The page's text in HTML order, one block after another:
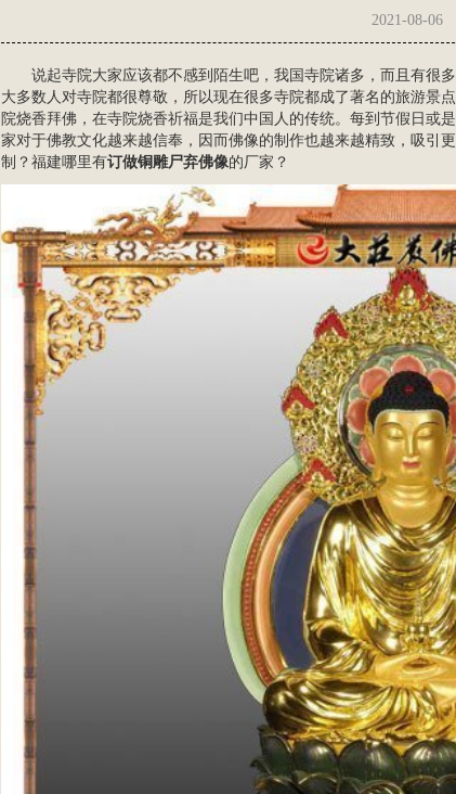
2021-08-06
说起寺院大家应该都不感到陌生吧，我国寺院诸多，而且有很
大多数人对寺院都很尊敬，所以现在很多寺院都成了著名的旅游景
院烧香拜佛，在寺院烧香祈福是我们中国人的传统。每到节假日或
家对于佛教文化越来越信奉，因而佛像的制作也越来越精致，吸引
制？福建哪里有订做铜雕尸弃佛像的厂家？